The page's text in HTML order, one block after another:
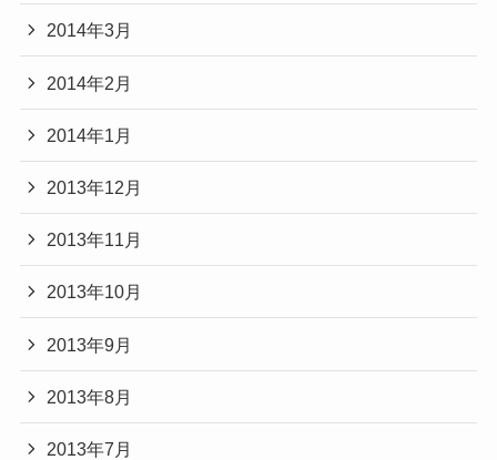
2014年3月
2014年2月
2014年1月
2013年12月
2013年11月
2013年10月
2013年9月
2013年8月
2013年7月